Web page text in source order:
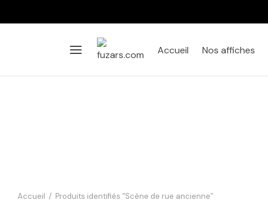
Accueil Nos affiches
Accueil / Produits identifiés “Scène de rue ancienne”